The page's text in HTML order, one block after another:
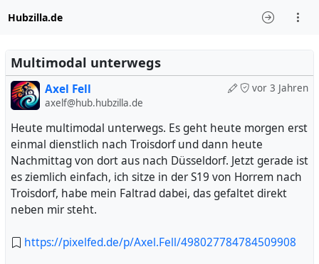
Hubzilla.de
Multimodal unterwegs
vor 3 Jahren
Axel Fell
axelf@hub.hubzilla.de
Heute multimodal unterwegs. Es geht heute morgen erst
einmal dienstlich nach Troisdorf und dann heute
Nachmittag von dort aus nach Düsseldorf. Jetzt gerade ist
es ziemlich einfach, ich sitze in der S19 von Horrem nach
Troisdorf, habe mein Faltrad dabei, das gefaltet direkt
neben mir steht.
https://pixelfed.de/p/Axel.Fell/498027784784509908